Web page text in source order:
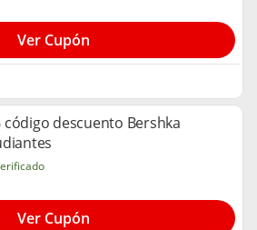
Ver Cupón
código descuento Bershka
Ver Cupón